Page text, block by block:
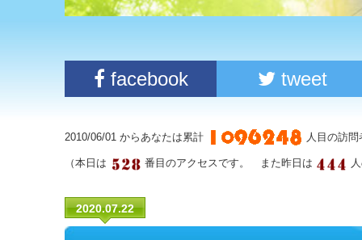
facebook tweet
2010/06/01 からあなたは累計 人目の訪
（本日は 番目のアクセスです。 また昨日は
2020.07.22